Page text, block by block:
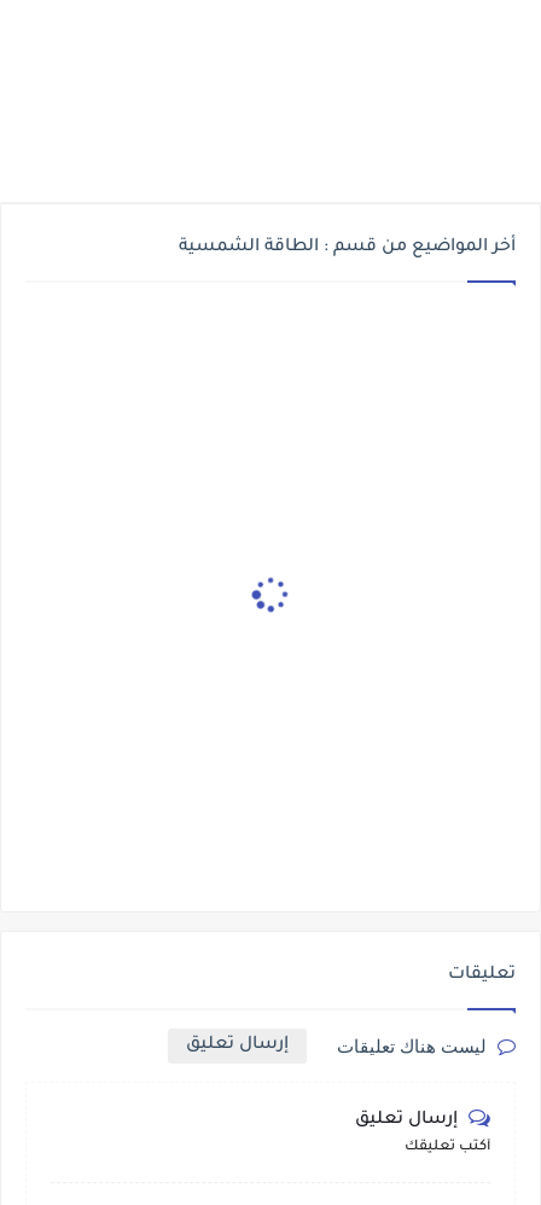
أخر المواضيع من قسم : الطاقة الشمسية
تعليقات
ليست هناك تعليقات إرسال تعليق
إرسال تعليق
أكتب تعليقك